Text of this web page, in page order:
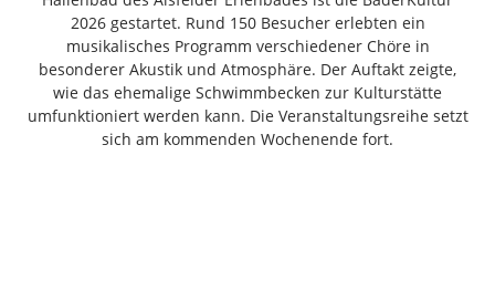
Feldatal
Freiensteinau
Gemünden
Grebenau
Grebenhain
2026 gestartet. Rund 150 Besucher erlebten ein
musikalisches Programm verschiedener Chöre in
besonderer Akustik und Atmosphäre. Der Auftakt zeigte,
wie das ehemalige Schwimmbecken zur Kulturstätte
umfunktioniert werden kann. Die Veranstaltungsreihe setzt
sich am kommenden Wochenende fort.